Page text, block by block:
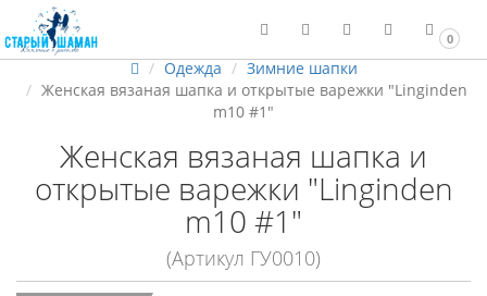
0
Одежда
Зимние шапки
Женская вязаная шапка и открытые варежки "Linginden
m10 #1"
Женская вязаная шапка и
открытые варежки "Linginden
m10 #1"
(Артикул ГУ0010)